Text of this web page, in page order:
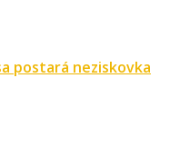
postará neziskovka